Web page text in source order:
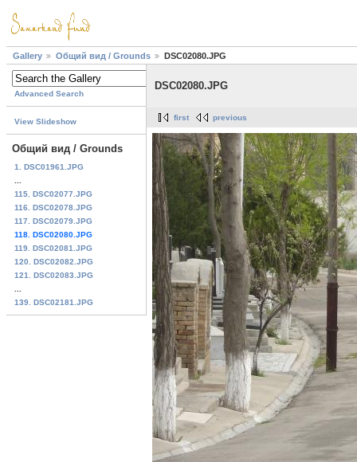
Gallery Общий вид / Grounds DSC02080.JPG
Advanced Search
View Slideshow
Общий вид / Grounds
1. DSC01961.JPG
115. DSC02077.JPG
116. DSC02078.JPG
117. DSC02079.JPG
118. DSC02080.JPG
119. DSC02081.JPG
120. DSC02082.JPG
121. DSC02083.JPG
139. DSC02181.JPG
DSC02080.JPG
first previous